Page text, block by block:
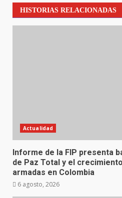
HISTORIAS RELACIONADAS
Actualidad
Informe de la FIP presenta
de Paz Total y el
armadas en Colombia
6 agosto, 2026